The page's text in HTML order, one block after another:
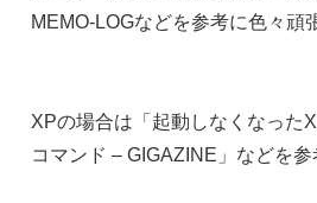
MEMO-LOGなどを参考に色々頑
XPの場合は「起動しなくなった
コマンド – GIGAZINE」などを